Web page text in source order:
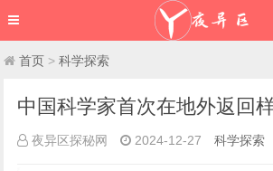
首页 >科学探索
夜异区探秘网 2024-12-27 科学探索